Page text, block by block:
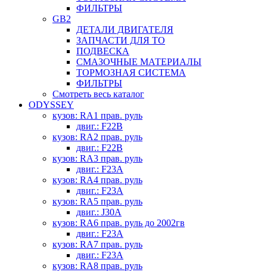
ФИЛЬТРЫ
GB2
ДЕТАЛИ ДВИГАТЕЛЯ
ЗАПЧАСТИ ДЛЯ ТО
ПОДВЕСКА
СМАЗОЧНЫЕ МАТЕРИАЛЫ
ТОРМОЗНАЯ СИСТЕМА
ФИЛЬТРЫ
Смотреть весь каталог
ODYSSEY
кузов: RA1 прав. руль
двиг.: F22B
кузов: RA2 прав. руль
двиг.: F22B
кузов: RA3 прав. руль
двиг.: F23A
кузов: RA4 прав. руль
двиг.: F23A
кузов: RA5 прав. руль
двиг.: J30A
кузов: RA6 прав. руль до 2002гв
двиг.: F23A
кузов: RA7 прав. руль
двиг.: F23A
кузов: RA8 прав. руль